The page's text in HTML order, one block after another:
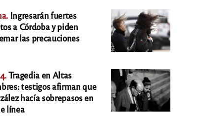
Ingresarán fuertes
a Córdoba y piden
las precauciones
Tragedia en Altas
testigos afirman que
hacía sobrepasos en
línea